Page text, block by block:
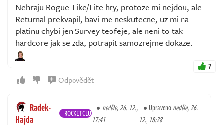
Nehraju Rogue-Like/Lite hry, protoze mi nejdou, ale
Returnal prekvapil, bavi me neskutecne, uz mi na
platinu chybi jen Survey teofeje, ale neni to tak
hardcore jak se zda, potrapit samozrejme dokaze.
7
Odpovědět
Radek-
Hajda
ROCKETCLUB
neděle, 26. 12.,
17:41
Upravenoneděle, 26.
12., 18:28